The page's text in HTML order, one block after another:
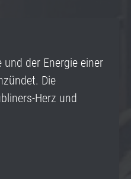
der Energie einer
Die
Herz und